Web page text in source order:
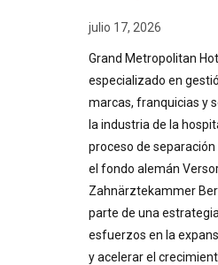
julio 17, 2026
Grand Metropolitan
especializado en
marcas, franquicias y
la industria de la
proceso de
el fondo alemán
Zahnärztekammer
parte de una
esfuerzos en la
y acelerar el